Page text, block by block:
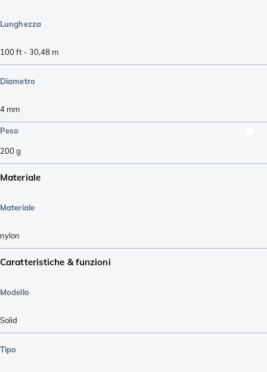
Lunghezza
100 ft - 30,48 m
Diametro
4 mm
Peso
200g
Materiale
Materiale
nylon
Caratteristiche & funzioni
Modello
Solid
Tipo